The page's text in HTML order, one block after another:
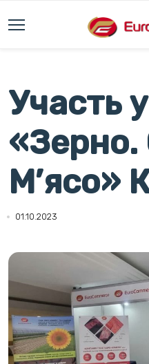
Участь
«Зерно.
М’ясо»
01.10.2023